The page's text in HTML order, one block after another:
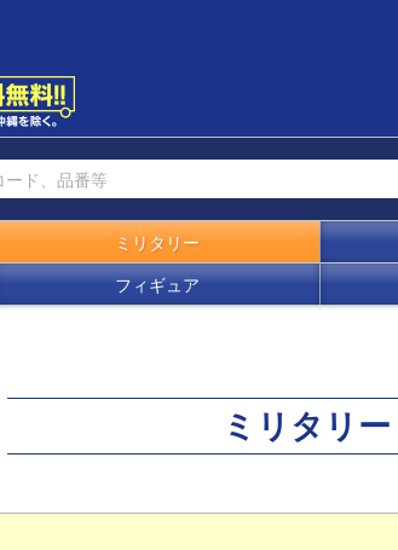
ミリタリー
フィギュア
ミリタリー